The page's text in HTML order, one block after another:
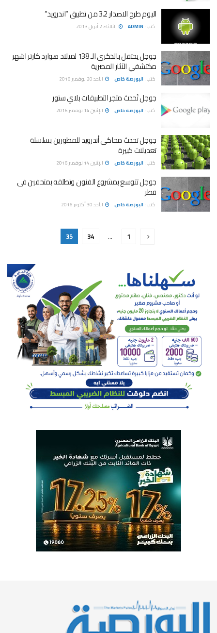
اليوم طرح الاصدار 3.2 من تطبيق “اندرويد”
كتب : ADMIN الثلاثاء 2 أبريل 2013
جوجل يحتفل بالذكرى الـ 138 لميلاد هوارد كارتر اشهر
مكتشفي الآثار المصرية
كتب : البورصة خاص الأحد 20 نوفمبر 2016
جوجل تُحدث متجر التطبيقات بلاي ستور
كتب : البورصة خاص الإثنين 14 نوفمبر 2016
جوجل تحدث محاكى أندرويد للمطورين بسلسلة
تعديلات كبيرة
كتب : البورصة خاص الإثنين 14 نوفمبر 2016
جوجل تتوسع بمشروع الفنون وتطلقه بمتحفين فى
قطر
كتب : البورصة خاص الأحد 30 أكتوبر 2016
1
…
34
35